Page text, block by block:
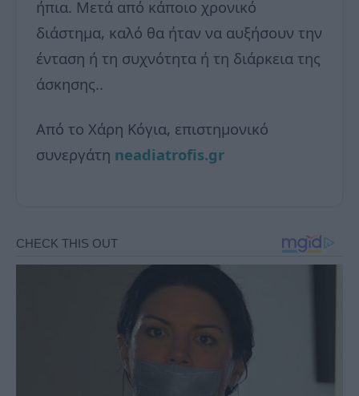
ήπια. Μετά από κάποιο χρονικό
διάστημα, καλό θα ήταν να αυξήσουν την
ένταση ή τη συχνότητα ή τη διάρκεια της
άσκησης..
Από το Χάρη Κόγια, επιστημονικό
συνεργάτη neadiatrofis.gr